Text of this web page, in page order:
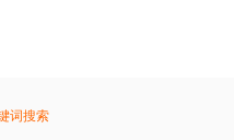
词搜索